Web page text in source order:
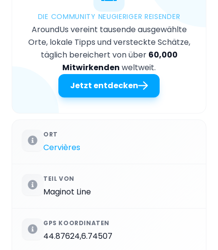
DIE COMMUNITY NEUGIERIGER REISENDER
AroundUs vereint tausende ausgewählte
Orte, lokale Tipps und versteckte Schätze,
täglich bereichert von über 60,000
Mitwirkenden weltweit.
Jetzt entdecken
ORT
Cervières
TEIL VON
Maginot Line
GPS KOORDINATEN
44.87624,6.74507